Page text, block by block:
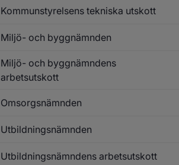
Kommunstyrelsens tekniska utskott
Miljö- och byggnämnden
Miljö- och byggnämndens
arbetsutskott
Omsorgsnämnden
Utbildningsnämnden
Utbildningsnämndens arbetsutskott